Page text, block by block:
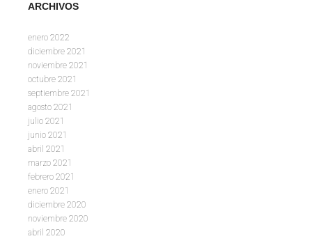
ARCHIVOS
enero 2022
diciembre 2021
noviembre 2021
octubre 2021
septiembre 2021
agosto 2021
julio 2021
junio 2021
abril 2021
marzo 2021
febrero 2021
enero 2021
diciembre 2020
noviembre 2020
abril 2020